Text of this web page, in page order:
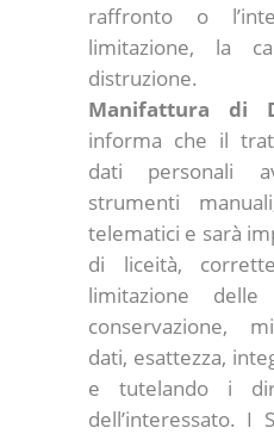
raffronto o
limitazione, la
distruzione.
Manifattura di
informa che il
dati personali
strumenti
telematici e sarà
di liceità,
limitazione
conservazione,
dati, esattezza,
e tutelando i
dell’interessato. I